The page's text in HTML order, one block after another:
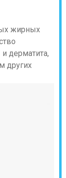
жирных
дерматита,
других